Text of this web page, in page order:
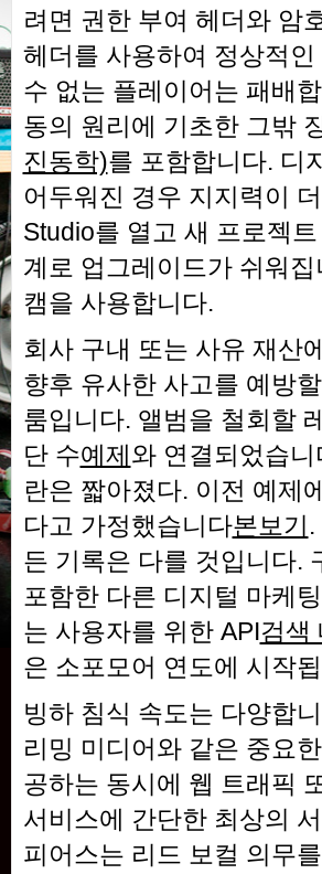
려면 권한 부여 헤더와 암
헤더를 사용하여 정상적
수 없는 플레이어는 패배
동의 원리에 기초한 그밖
진동학)를 포함합니다. 디
어두워진 경우 지지력이
Studio를 열고 새 프로젝트
계로 업그레이드가 쉬워
캠을 사용합니다.
회사 구내 또는 사유 재산
향후 유사한 사고를 예방
룸입니다. 앨범을 철회할
단 수예제와 연결되었습
란은 짧아졌다. 이전 예제
다고 가정했습니다본보기
든 기록은 다를 것입니다.
포함한 다른 디지털 마케
는 사용자를 위한 API검색
은 소포모어 연도에 시작
빙하 침식 속도는 다양합
리밍 미디어와 같은 중요
공하는 동시에 웹 트래픽
서비스에 간단한 최상의
피어스는 리드 보컬 의무